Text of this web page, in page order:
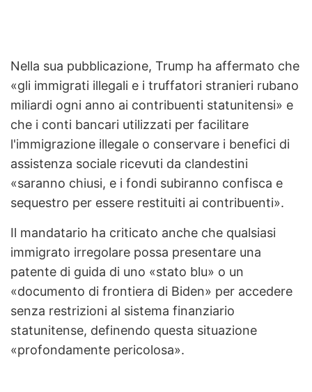
Nella sua pubblicazione, Trump ha affermato che
«gli immigrati illegali e i truffatori stranieri rubano
miliardi ogni anno ai contribuenti statunitensi» e
che i conti bancari utilizzati per facilitare
l'immigrazione illegale o conservare i benefici di
assistenza sociale ricevuti da clandestini
«saranno chiusi, e i fondi subiranno confisca e
sequestro per essere restituiti ai contribuenti».
Il mandatario ha criticato anche che qualsiasi
immigrato irregolare possa presentare una
patente di guida di uno «stato blu» o un
«documento di frontiera di Biden» per accedere
senza restrizioni al sistema finanziario
statunitense, definendo questa situazione
«profondamente pericolosa».